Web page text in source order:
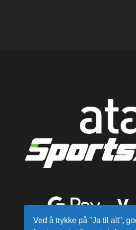
Ved å trykke på "Ja til alt",